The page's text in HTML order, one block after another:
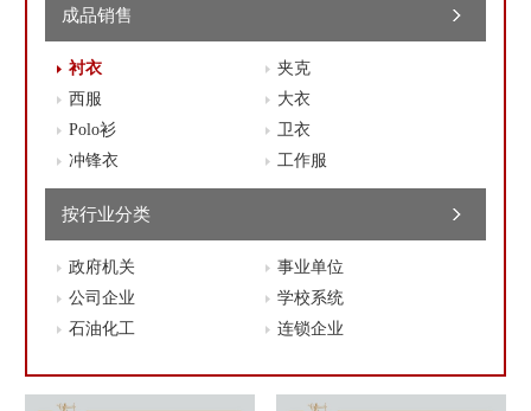
成品销售
衬衣
夹克
西服
大衣
Polo衫
卫衣
冲锋衣
工作服
按行业分类
政府机关
事业单位
公司企业
学校系统
石油化工
连锁企业